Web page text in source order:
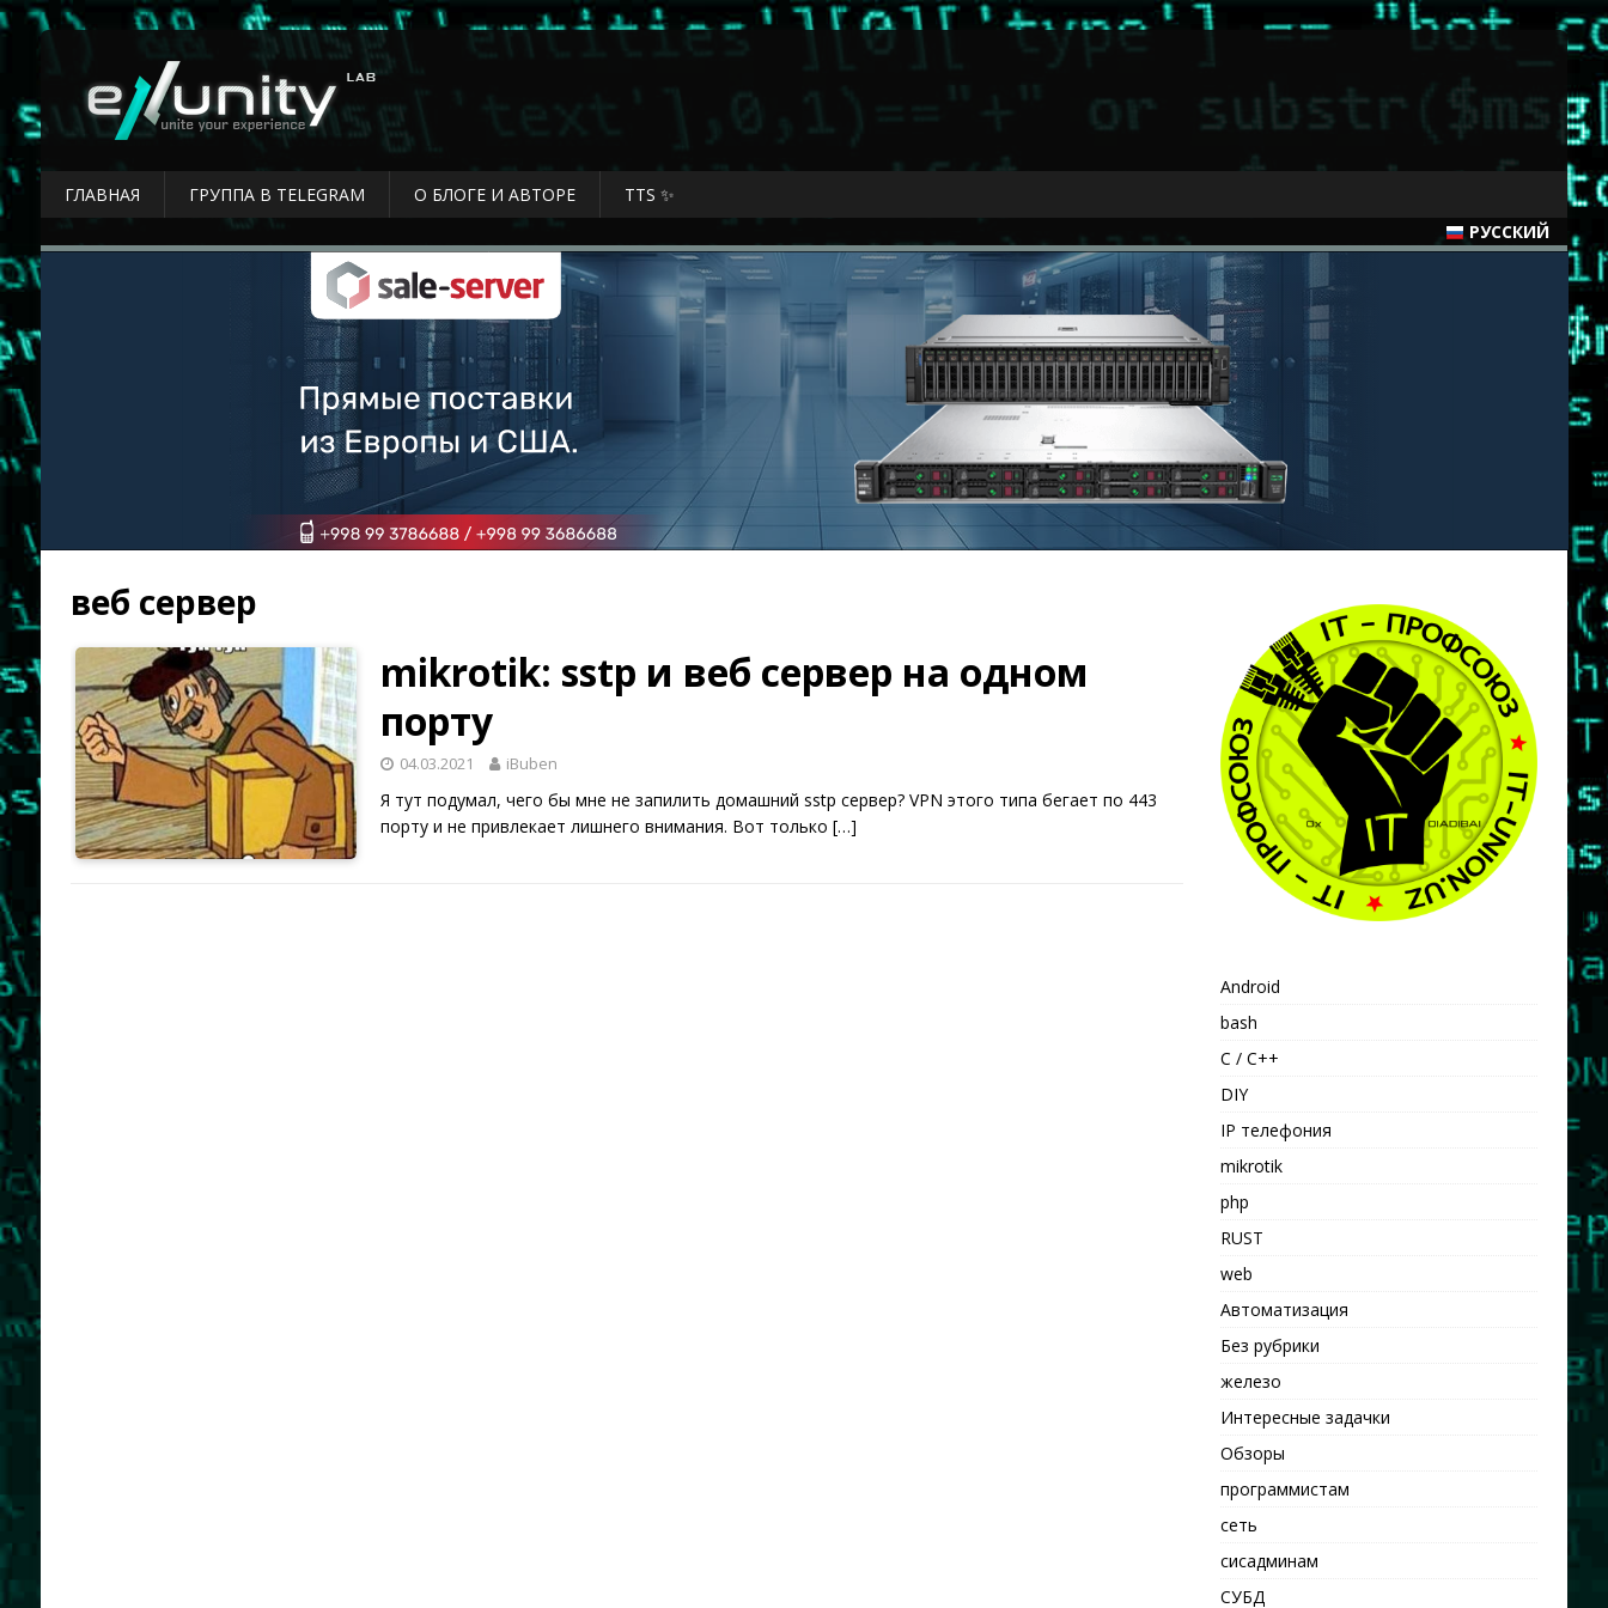
ГЛАВНАЯ ГРУППА В TELEGRAM О БЛОГЕ И АВТОРЕ
TTS ✨
РУССКИЙ
веб сервер
mikrotik: sstp и веб сервер на одном
порту
04.03.2021 iBuben
Я тут подумал, чего бы мне не запилить домашний sstp сервер? VPN этого типа бегает по 443
порту и не привлекает лишнего внимания. Вот только […]
Android
bash
C / C++
DIY
IP телефония
mikrotik
php
RUST
web
Автоматизация
Без рубрики
железо
Интересные задачки
Обзоры
программистам
сеть
сисадминам
СУБД